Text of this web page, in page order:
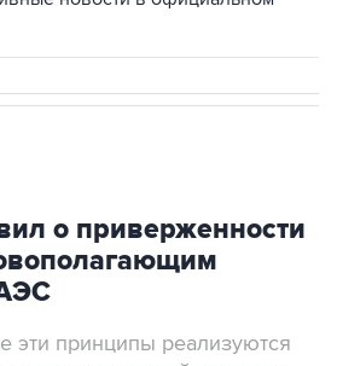
о приверженности
эти принципы реализуются